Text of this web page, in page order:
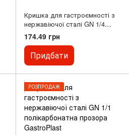
Кришка для гастроємності з
нержавіючої сталі GN 1/4
полікарбонатна прозора
GastroPlast
174.49 грн
Придбати
РОЗПРОДАЖ